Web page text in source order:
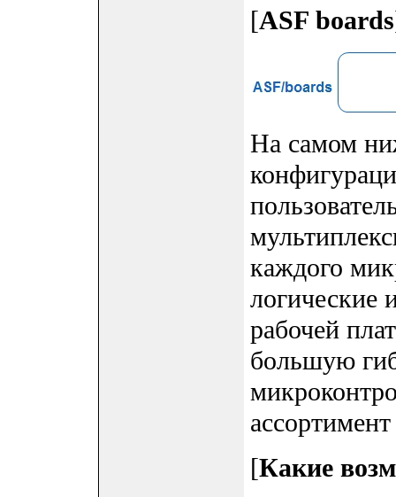
[ASF boards
На самом
каждого
логические
рабочей
большую
[Какие